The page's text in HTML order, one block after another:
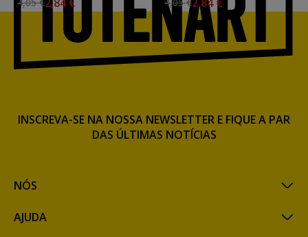
NÓS
AJUDA
INSCREVA-SE NA NOSSA NEWSLETTER E FIQUE A PAR
DAS ÚLTIMAS NOTÍCIAS